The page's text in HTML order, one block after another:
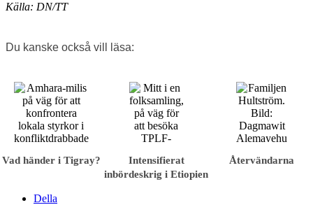
Källa: DN/TT
Du kanske också vill läsa:
Vad händer i Tigray?
Intensifierat
inbördeskrig i Etiopien
Återvändarna
Della